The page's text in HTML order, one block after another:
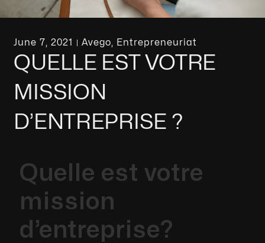
June 7, 2021 Avego, Entrepreneuriat
QUELLE EST VOTRE
MISSION
D’ENTREPRISE ?
Quelle est votre
mission
d’entreprise?